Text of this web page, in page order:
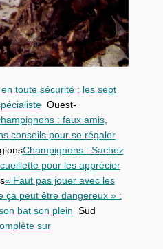
toute sécurité : les sept
Ouest-
: faux amis,
conseils pour se régaler
Champignons : Sachez
pour les apprécier
« Faut pas jouer avec les
ça peut être dangereux » :
bat son plein Sud
sur